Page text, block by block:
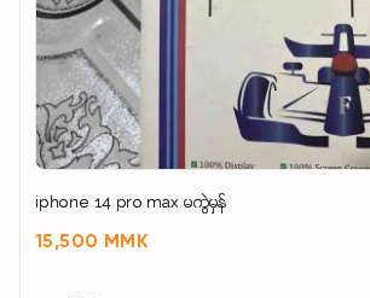
iphone 14 pro max မကွဲမှန်
15,500 MMK